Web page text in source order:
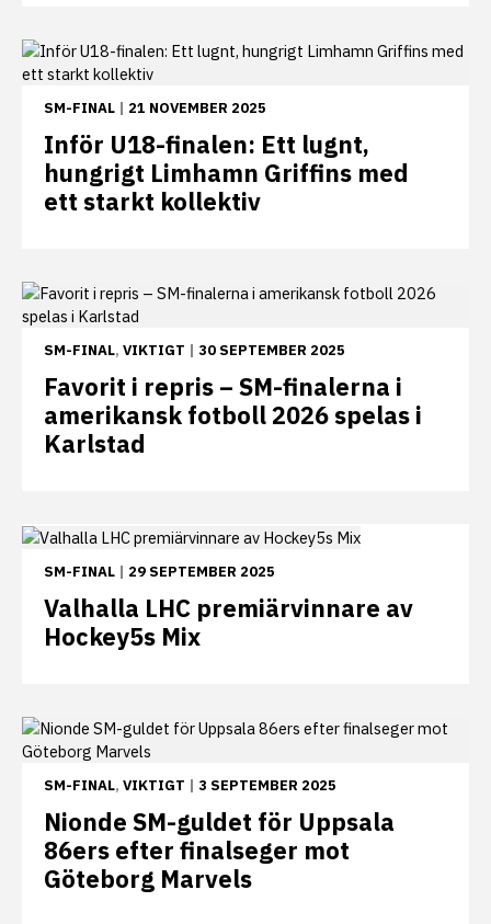
SM-FINAL | 21 NOVEMBER 2025
Inför U18-finalen: Ett lugnt,
hungrigt Limhamn Griffins med
ett starkt kollektiv
SM-FINAL, VIKTIGT | 30 SEPTEMBER 2025
Favorit i repris – SM-finalerna i
amerikansk fotboll 2026 spelas i
Karlstad
SM-FINAL | 29 SEPTEMBER 2025
Valhalla LHC premiärvinnare av
Hockey5s Mix
SM-FINAL, VIKTIGT | 3 SEPTEMBER 2025
Nionde SM-guldet för Uppsala
86ers efter finalseger mot
Göteborg Marvels